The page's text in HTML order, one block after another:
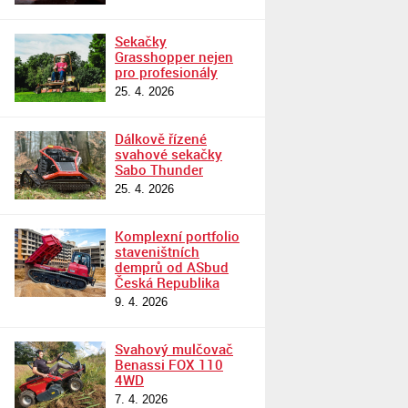
Sekačky
Grasshopper nejen
pro profesionály
25. 4. 2026
Dálkově řízené
svahové sekačky
Sabo Thunder
25. 4. 2026
Komplexní portfolio
staveništních
demprů od ASbud
Česká Republika
9. 4. 2026
Svahový mulčovač
Benassi FOX 110
4WD
7. 4. 2026